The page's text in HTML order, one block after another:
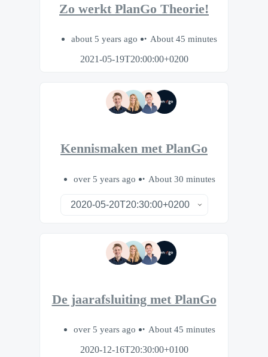
Zo werkt PlanGo Theorie!
about 5 years ago
About 45 minutes
2021-05-19T20:00:00+0200
Kennismaken met PlanGo
over 5 years ago About 30 minutes
De jaarafsluiting met PlanGo
over 5 years ago
About 45 minutes
2020-12-16T20:30:00+0100